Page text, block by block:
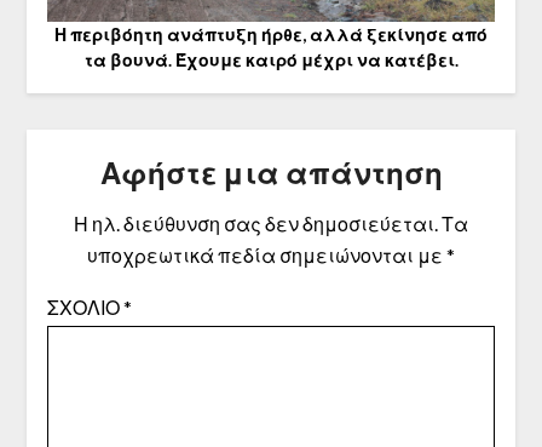
Η περιβόητη ανάπτυξη ήρθε, αλλά ξεκίνησε από
τα βουνά. Έχουμε καιρό μέχρι να κατέβει.
Αφήστε μια απάντηση
Η ηλ. διεύθυνση σας δεν δημοσιεύεται. Τα
υποχρεωτικά πεδία σημειώνονται με *
ΣΧΌΛΙΟ*